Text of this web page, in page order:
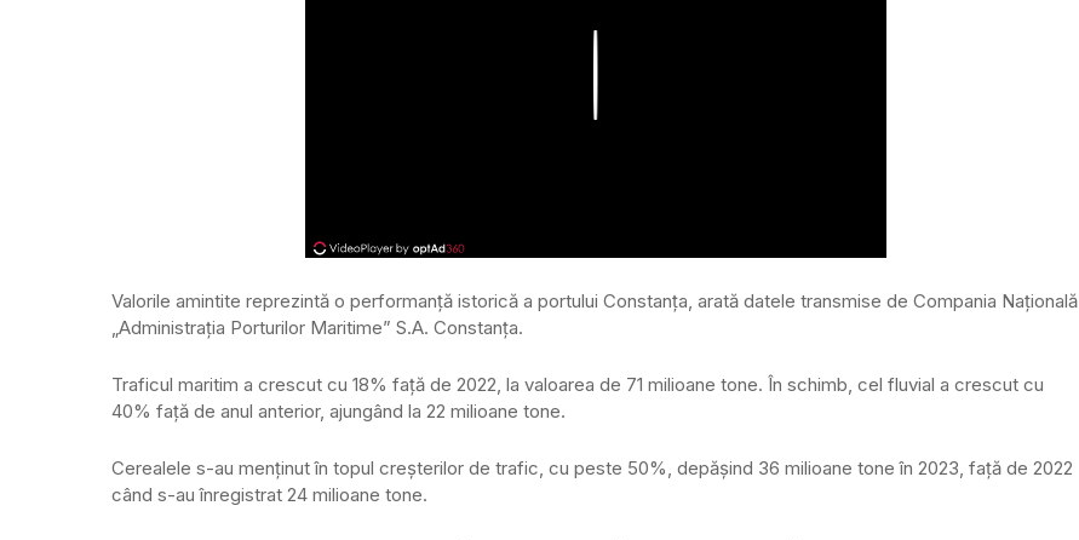
Valorile amintite reprezintă o performanță istorică a portului Constanța, arată datele transmise de Compania Naţională
„Administraţia Porturilor Maritime” S.A. Constanţa.
Traficul maritim a crescut cu 18% față de 2022, la valoarea de 71 milioane tone. În schimb, cel fluvial a crescut cu
40% față de anul anterior, ajungând la 22 milioane tone.
Cerealele s-au menținut în topul creșterilor de trafic, cu peste 50%, depășind 36 milioane tone în 2023, față de 2022
când s-au înregistrat 24 milioane tone.